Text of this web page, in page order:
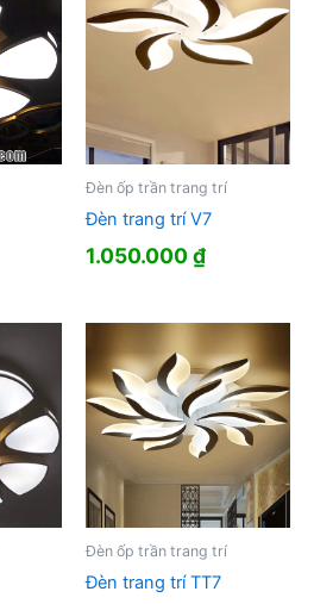
Đèn ốp trần trang trí
Đèn trang trí V7
1.050.000₫
Đèn ốp trần trang trí
Đèn trang trí TT7